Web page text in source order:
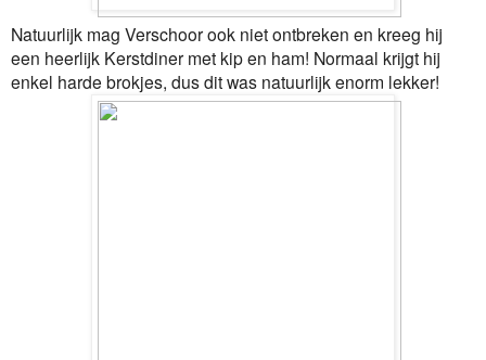
Natuurlijk mag Verschoor ook niet ontbreken en kreeg hij
een heerlijk Kerstdiner met kip en ham! Normaal krijgt hij
enkel harde brokjes, dus dit was natuurlijk enorm lekker!